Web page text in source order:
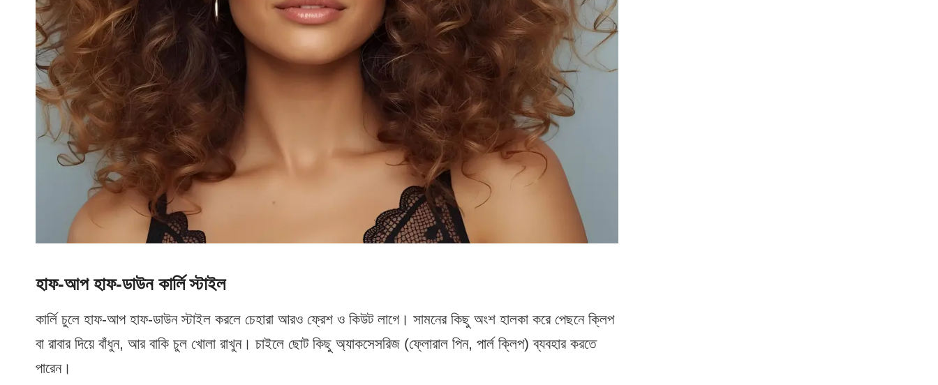
হাফ-আপ হাফ-ডাউন কার্লি স্টাইল
কার্লি চুলে হাফ-আপ হাফ-ডাউন স্টাইল করলে চেহারা আরও ফ্রেশ ও কিউট লাগে। সামনের কিছু অংশ হালকা করে পেছনে ক্লিপ
বা রাবার দিয়ে বাঁধুন, আর বাকি চুল খোলা রাখুন। চাইলে ছোট কিছু অ্যাকসেসরিজ (ফ্লোরাল পিন, পার্ল ক্লিপ) ব্যবহার করতে
পারেন।